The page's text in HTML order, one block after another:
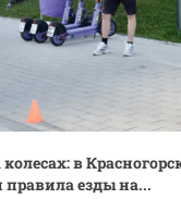
в
правила езды на...